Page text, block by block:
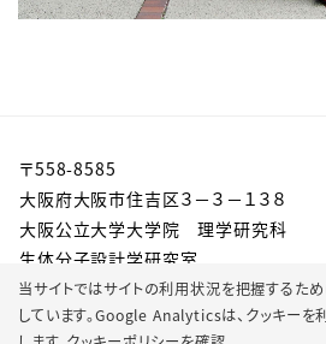
当サイトではサイトの利用状況を把握する
しています。Google Analyticsは、 クッキーを
〒558-8585
大阪府大阪市住吉区３－３－１３８
大阪公立大学大学院 理学研究科
生体分子設計学研究室